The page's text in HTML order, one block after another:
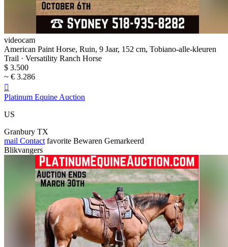
videocam
American Paint Horse, Ruin, 9 Jaar, 152 cm, Tobiano-alle-kleuren
Trail · Versatility Ranch Horse
$ 3.500
~ € 3.286

Platinum Equine Auction
US
Granbury TX
mail Contact favorite Bewaren Gemarkeerd
Blikvangers